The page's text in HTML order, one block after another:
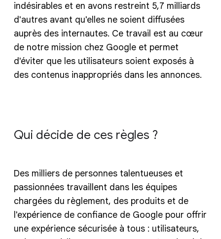
indésirables et en avons restreint 5,7 milliards
d'autres avant qu'elles ne soient diffusées
auprès des internautes. Ce travail est au cœur
de notre mission chez Google et permet
d'éviter que les utilisateurs soient exposés à
des contenus inappropriés dans les annonces.
Qui décide de ces règles ?
Des milliers de personnes talentueuses et
passionnées travaillent dans les équipes
chargées du règlement, des produits et de
l'expérience de confiance de Google pour offrir
une expérience sécurisée à tous : utilisateurs,